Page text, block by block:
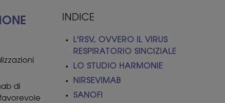
di
INDICE
L'RSV, OVVERO IL VIRUS
RESPIRATORIO SINCIZIALE
LO STUDIO HARMONIE
NIRSEVIMAB
SANOFI